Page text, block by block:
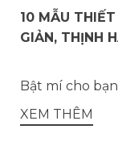
10 MẪU
GIẢN, THỊNH
Bật mí cho
XEM THÊM